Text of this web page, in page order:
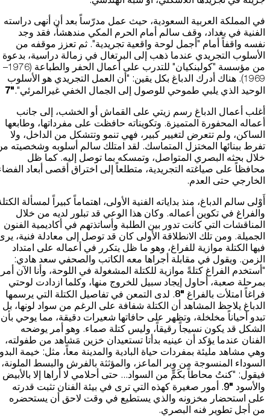
في المملكة العربية السعودية، حيث عمل مدرّساً بعد أن أنهى دراسته
الفنية في بغداد، وقف سالم أمام الحرم المكي مندهشاً، فقد وجد
نفسه واقفاً أمام "أجمل لوحة واقعية تجريدية". ثم تعزز موقفه من
الأسلوب التجريدي عندما ذهب إلى البرتغال في زمالة دراسية، بدعوة
من مؤسسة "كولبنكيان" للتدرب على أعمال الحفر والطباعة (1976–
1969). هناك أدرك الدباغ بكل يقين: "أن العمل التجريدي هو الأسلوب
الوحيد الذي يلبي طموحي للوصول إلى الجمال الخفي غيرالمرئي"."7
أغلب أعمال الدباغ رسم زيتي على القماش أو الخشب، إلى جانب
أعماله المحفورة المتميزة. وتكويناته حافظت على مفرداتها، وطابعها
الساكن، ولم تتعرض لتغيير كبير، فهي تنمو وتتشكل من الداخل، ولا
تفرط ببنائها المختزل المتماسك. لقد امتلك سالم أسلوبه وشخصيته
خلال بحثه البصري المتواصل، وتمسكه بما توصل إليه. كما ظل
محافظاً على صياغته التجريدية، متطلعاً إلى اختراق أقصى أبعاد
الخارجي حتى العدم.
أَوْلى سالم الدباغ، منذ بداياته الفنية الأولى، اهتماماً كبيراً لمسألة
والفراغ في تكوين أعماله. وكان هذا الوعي قد تبلور لديه من خلال
المناقشات التي كانت تدور بين الطلبة وأساتذتهم في أكاديمية الفنون
الجميلة. ومن تلك الانطلاقة الأولى كان قد توصل إلى معادلة فنية،
فيها الكتلة موازية للفراغ، وهو ما ظل يتكرر في أعماله على امتداد
الزمن. ويقول في مقابلة أجراها معه الكاتب والصحفي سعد هادي:
"أستخدم الفراغ كتلةً موازية للكتلة المشغولة في اللوحة، وأنا الآن أمر
بمرحلة صعبة، أحاول إيجاد سبيل للخروج منها، وكلما ازدادت لوحتي
فراغاً امتلأت بالفراغ "8
. لدى التمعن في تفاصيل الكتلة التي يرسمها
الدباغ يلاحظ المشاهد أن الكتلة شفافة على الرغم من سواد لونها، بل
تبدو أحياناً مخلخلة، وتظهر على حافاتها شعيرات دقيقة، مما يوحي بأن
الشكل قد يكون نسيجاً رقيقاً، وليس كتلة صماء. وهو أمر يوضحه
الفنان عندما يؤكد أن عينيه بدأتا تستعيدان خزين مَشاهد من طفولته،
وهي مشاهد مليئة بمفردات حياة البادية والمدينة معاً، مثل: خيمة البدو
السوداء المنسوجة من وبر الماعز، والمؤثثة بالفرش والبسط الملونة،
فيقول: "كنتُ محاطاً بكَمٍّ من السواد... حتى أحلامي لا أراها إلا بالأبيض
والأسود "9
. أمور صغيرة كهذه التي ترى في بيئة الفنان تثبت قدرته
على استحضار مخزونه والذي يستطيع في وقت لاحق أن يستحضره
من أجل تطوير فنه البصري.